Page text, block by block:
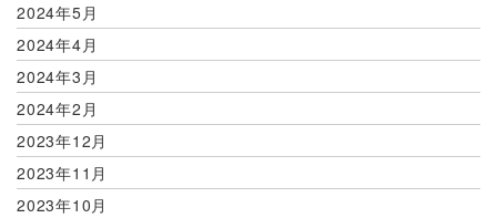
2024年5月
2024年4月
2024年3月
2024年2月
2023年12月
2023年11月
2023年10月